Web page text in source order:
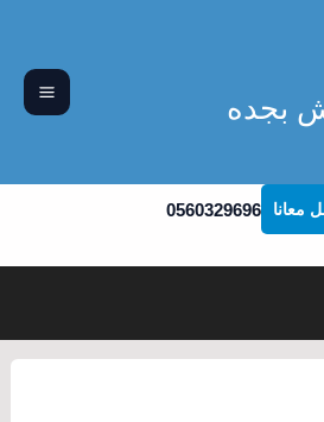
بجده
معانا 0560329696